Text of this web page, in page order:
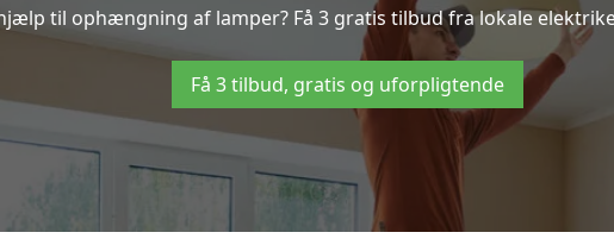
til ophængning af lamper? Få 3 gratis tilbud fra lokale
Få 3 tilbud, gratis og uforpligtende